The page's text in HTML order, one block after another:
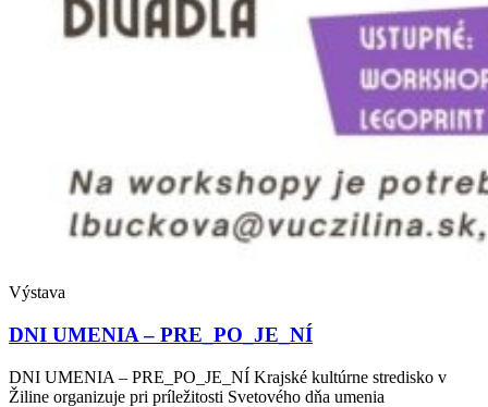
Výstava
DNI UMENIA – PRE_PO_JE_NÍ
DNI UMENIA – PRE_PO_JE_NÍ Krajské kultúrne stredisko v
Žiline organizuje pri príležitosti Svetového dňa umenia